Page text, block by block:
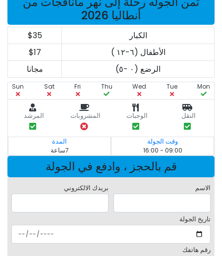
أنطاليا 2026
الكبار
$35
الأطفال (٦-١٢ )
$17
الرضع (٠ -٥)
مجانا
Mon
Tue
Wed
Thu
Fri
Sat
Sun
النقل الوجبات المشروبات المرشد
وقت الجولة
09:00 - 16:00
المدة
7ساعة
قم بالحجز ، وادفع في الجولة
الاسم بريدك الالكتروني
تاريخ الجولة
رقم هاتفك